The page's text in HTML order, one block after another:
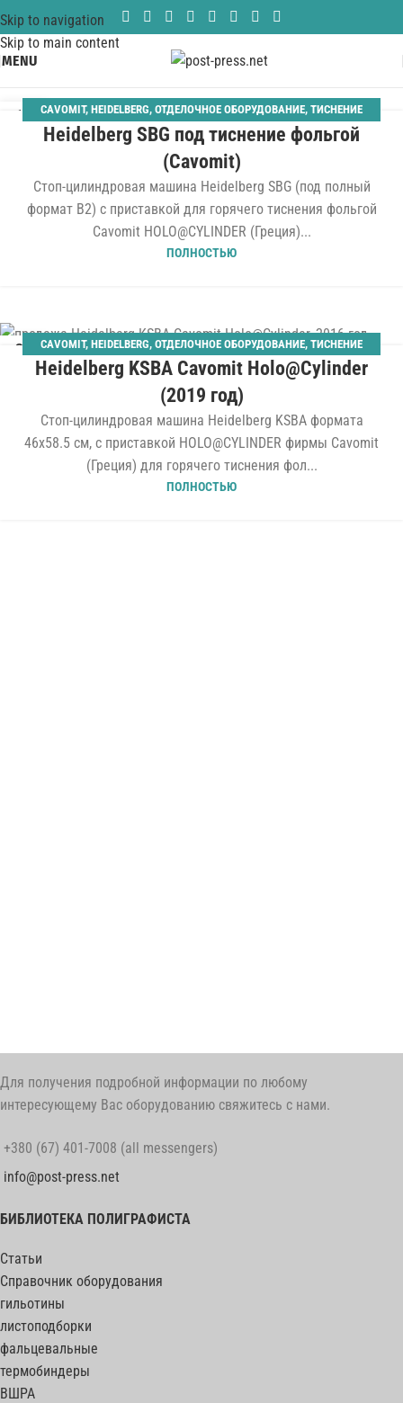
Skip to navigation
Skip to main content
MENU
16 CAVOMIT, HEIDELBERG, ОТДЕЛОЧНОЕ ОБОРУДОВАНИЕ, ТИСНЕНИЕ
ФОЛЬГОЙ
Heidelberg SBG под тиснение фольгой
(Cavomit)
Стоп-цилиндровая машина Heidelberg SBG (под полный
формат B2) с приставкой для горячего тиснения фольгой
Cavomit HOLO@CYLINDER (Греция)...
ПОЛНОСТЬЮ
21 CAVOMIT, HEIDELBERG, ОТДЕЛОЧНОЕ ОБОРУДОВАНИЕ, ТИСНЕНИЕ
ФОЛЬГОЙ
Heidelberg KSBA Cavomit Holo@Cylinder
(2019 год)
Стоп-цилиндровая машина Heidelberg KSBA формата
46x58.5 см, с приставкой HOLO@CYLINDER фирмы Cavomit
(Греция) для горячего тиснения фол...
ПОЛНОСТЬЮ
Для получения подробной информации по любому
интересующему Вас оборудованию свяжитесь с нами.
+380 (67) 401-7008 (all messengers)
info@post-press.net
БИБЛИОТЕКА ПОЛИГРАФИСТА
Статьи
Справочник оборудования
гильотины
листоподборки
фальцевальные
термобиндеры
ВШРА